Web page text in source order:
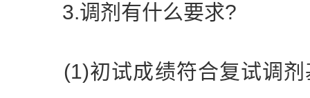
3.调剂有什么要求?
(1)初试成绩符合复试调剂